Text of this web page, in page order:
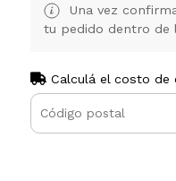
Una vez
tu pedido dentro de
Calculá el costo de